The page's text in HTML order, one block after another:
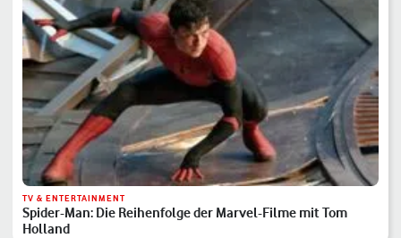
TV & ENTERTAINMENT
Spider-Man: Die Reihenfolge der Marvel-Filme mit Tom
Holland